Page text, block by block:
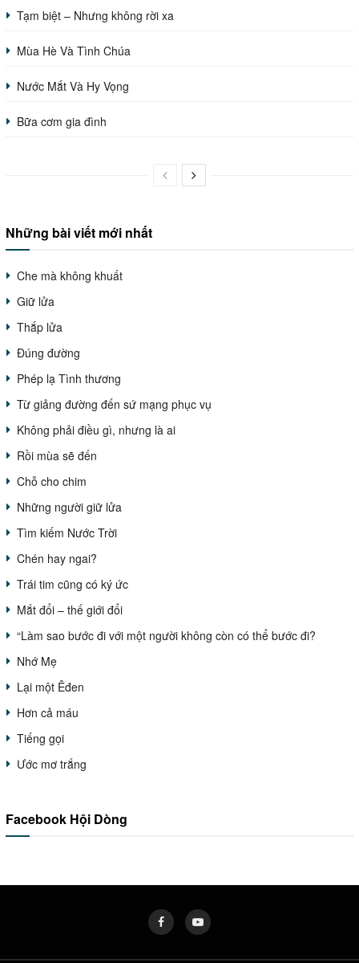
Tạm biệt – Nhưng không rời xa
Mùa Hè Và Tình Chúa
Nước Mắt Và Hy Vọng
Bữa cơm gia đình
Những bài viết mới nhất
Che mà không khuất
Giữ lửa
Thắp lửa
Đúng đường
Phép lạ Tình thương
Từ giảng đường đến sứ mạng phục vụ
Không phải điều gì, nhưng là ai
Rồi mùa sẽ đến
Chỗ cho chim
Những người giữ lửa
Tìm kiếm Nước Trời
Chén hay ngai?
Trái tim cũng có ký ức
Mắt đổi – thế giới đổi
“Làm sao bước đi với một người không còn có thể bước đi?
Nhớ Mẹ
Lại một Êđen
Hơn cả máu
Tiếng gọi
Ước mơ trắng
Facebook Hội Dòng